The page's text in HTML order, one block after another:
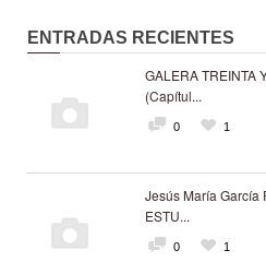
ENTRADAS RECIENTES
GALERA TREINTA
(Capítul...
0 1
Jesús María García
ESTU...
0 1